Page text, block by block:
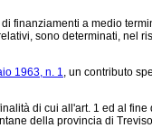
finanziamenti a medio
sono determinati, nel
1963, n. 1, un contributo
di cui all'art. 1 ed al
della provincia di